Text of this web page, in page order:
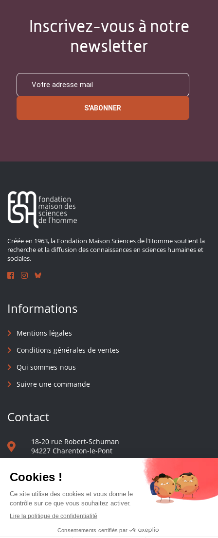
Inscrivez-vous à notre
newsletter
S'ABONNER
Créée en 1963, la Fondation Maison Sciences de l'Homme soutient la
recherche et la diffusion des connaissances en sciences humaines et
sociales.
Informations
Mentions légales
Conditions générales de ventes
Qui sommes-nous
Suivre une commande
Contact
18-20 rue Robert-Schuman
94227 Charenton-le-Pont